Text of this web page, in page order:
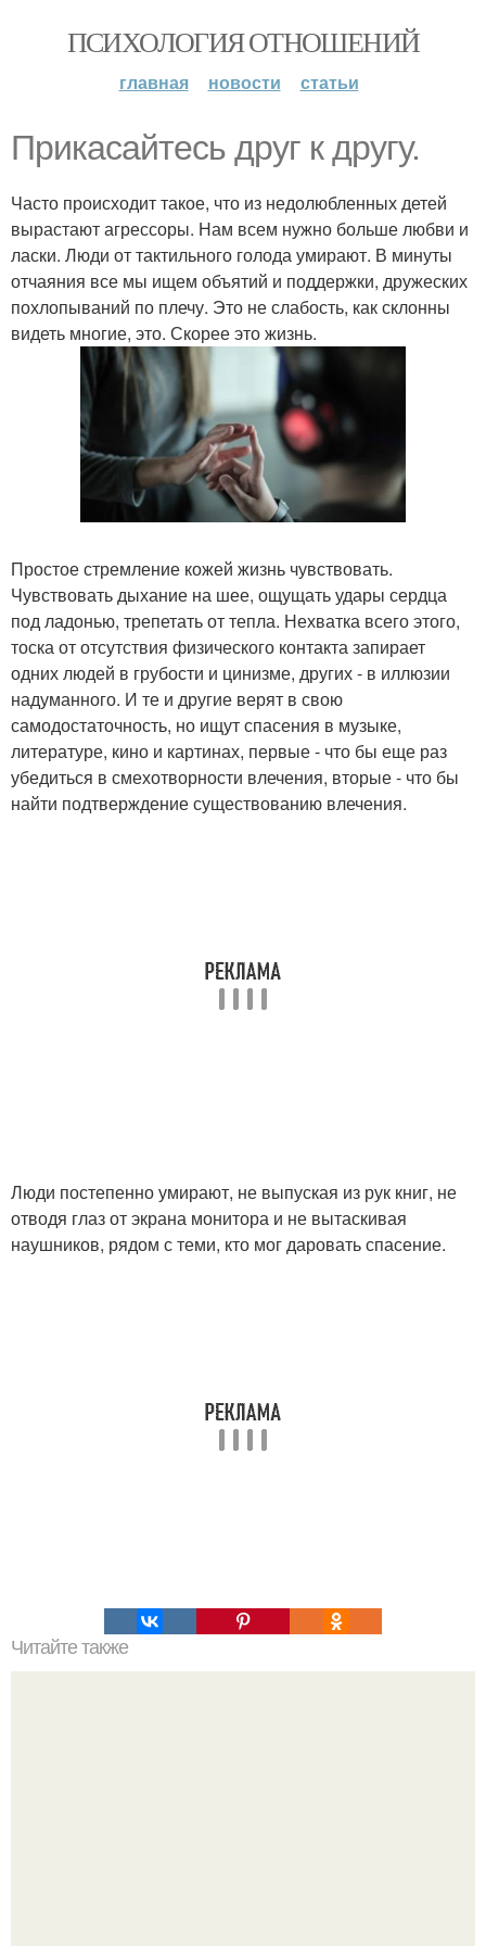
ПСИХОЛОГИЯ ОТНОШЕНИЙ
главная новости статьи
Прикасайтесь друг к другу.
Часто происходит такое, что из недолюбленных детей
вырастают агрессоры. Нам всем нужно больше любви и
ласки. Люди от тактильного голода умирают. В минуты
отчаяния все мы ищем объятий и поддержки, дружеских
похлопываний по плечу. Это не слабость, как склонны
видеть многие, это. Скорее это жизнь.
Простое стремление кожей жизнь чувствовать.
Чувствовать дыхание на шее, ощущать удары сердца
под ладонью, трепетать от тепла. Нехватка всего этого,
тоска от отсутствия физического контакта запирает
одних людей в грубости и цинизме, других - в иллюзии
надуманного. И те и другие верят в свою
самодостаточность, но ищут спасения в музыке,
литературе, кино и картинах, первые - что бы еще раз
убедиться в смехотворности влечения, вторые - что бы
найти подтверждение существованию влечения.
Люди постепенно умирают, не выпуская из рук книг, не
отводя глаз от экрана монитора и не вытаскивая
наушников, рядом с теми, кто мог даровать спасение.
Читайте также